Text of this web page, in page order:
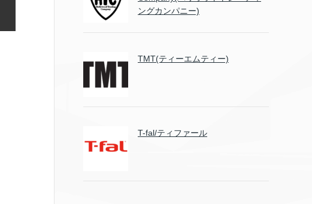
ングカンパニー)
TMT(ティーエムティー)
T-fal/ティファール